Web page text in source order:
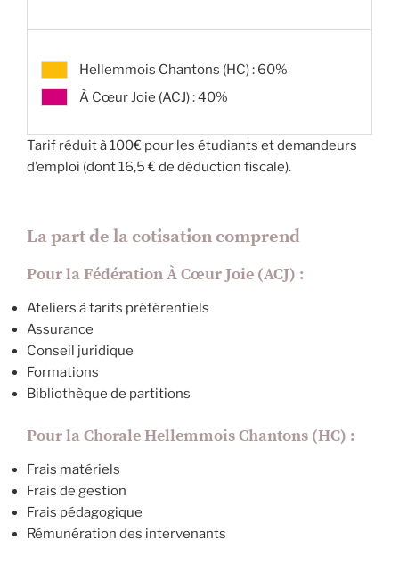
Hellemmois Chantons (HC) : 60%
À Cœur Joie (ACJ) : 40%
Tarif réduit à 100€ pour les étudiants et demandeurs
d’emploi (dont 16,5 € de déduction fiscale).
La part de la cotisation comprend
Pour la Fédération À Cœur Joie (ACJ) :
Ateliers à tarifs préférentiels
Assurance
Conseil juridique
Formations
Bibliothèque de partitions
Pour la Chorale Hellemmois Chantons (HC) :
Frais matériels
Frais de gestion
Frais pédagogique
Rémunération des intervenants